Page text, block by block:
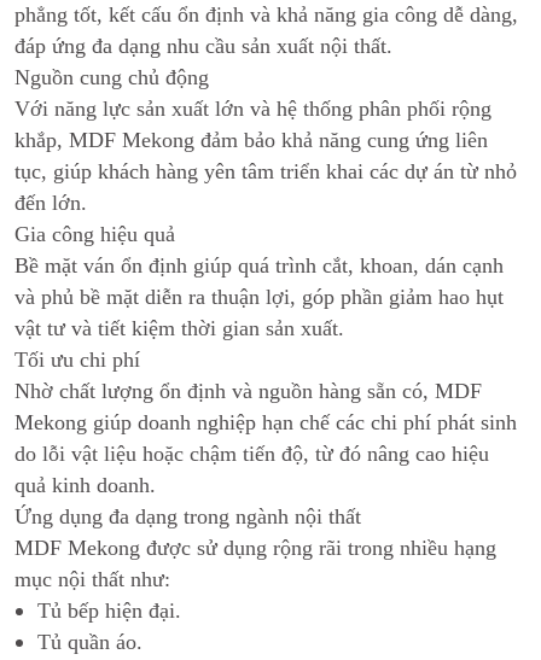
phẳng tốt, kết cấu ổn định và khả năng gia công dễ dàng,
đáp ứng đa dạng nhu cầu sản xuất nội thất.
Nguồn cung chủ động
Với năng lực sản xuất lớn và hệ thống phân phối rộng
khắp, MDF Mekong đảm bảo khả năng cung ứng liên
tục, giúp khách hàng yên tâm triển khai các dự án từ nhỏ
đến lớn.
Gia công hiệu quả
Bề mặt ván ổn định giúp quá trình cắt, khoan, dán cạnh
và phủ bề mặt diễn ra thuận lợi, góp phần giảm hao hụt
vật tư và tiết kiệm thời gian sản xuất.
Tối ưu chi phí
Nhờ chất lượng ổn định và nguồn hàng sẵn có, MDF
Mekong giúp doanh nghiệp hạn chế các chi phí phát sinh
do lỗi vật liệu hoặc chậm tiến độ, từ đó nâng cao hiệu
quả kinh doanh.
Ứng dụng đa dạng trong ngành nội thất
MDF Mekong được sử dụng rộng rãi trong nhiều hạng
mục nội thất như:
Tủ bếp hiện đại.
Tủ quần áo.